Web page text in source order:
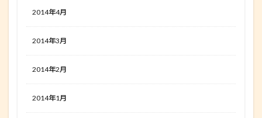
2014年4月
2014年3月
2014年2月
2014年1月